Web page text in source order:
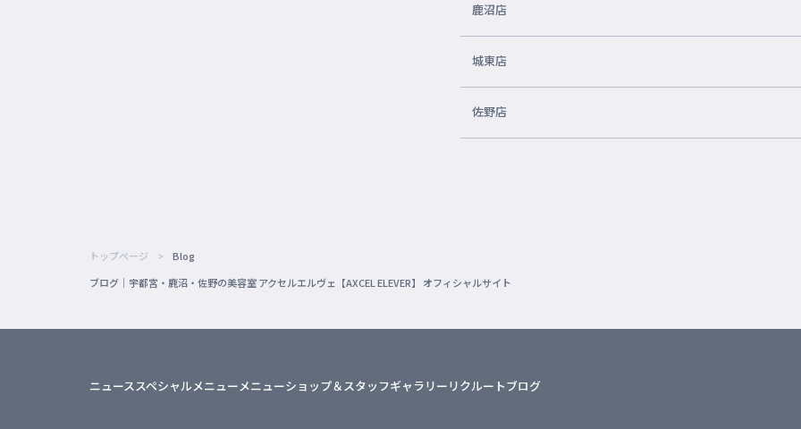
鹿沼店
城東店
佐野店
トップページ
Blog
ブログ｜宇都宮・鹿沼・佐野の美容室 アクセルエルヴェ【AXCEL ELEVER】 オフィシャルサイト
ニューススペシャルメニューメニューショップ＆スタッフギャラリーリクルートブログ